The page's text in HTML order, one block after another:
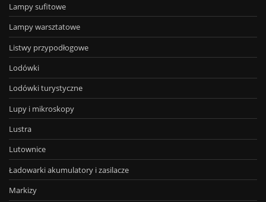
Lampy sufitowe
Lampy warsztatowe
Listwy przypodłogowe
Lodówki
Lodówki turystyczne
Lupy i mikroskopy
Lustra
Lutownice
Ładowarki akumulatory i zasilacze
Markizy